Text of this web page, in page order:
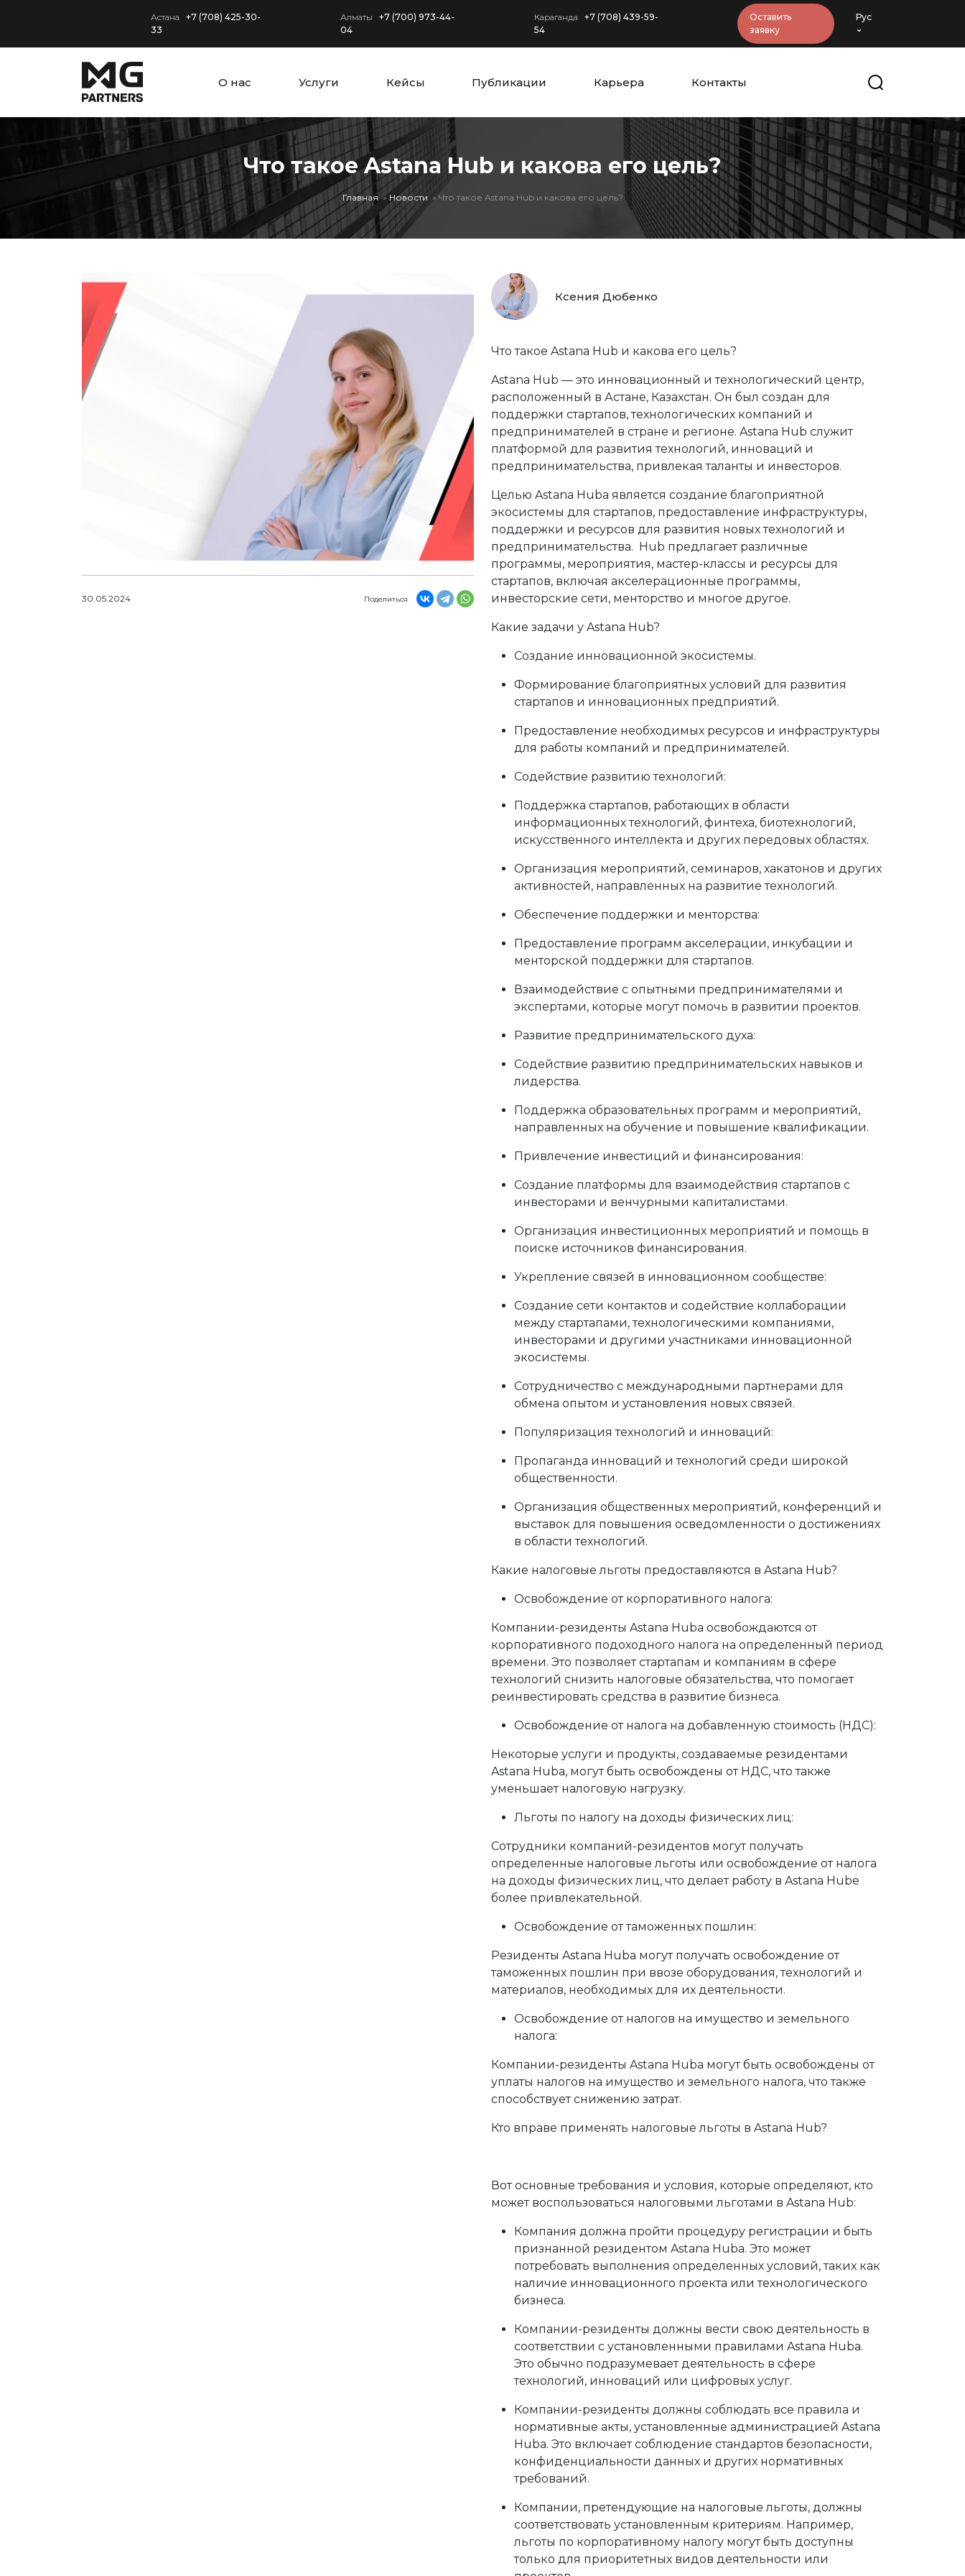
Астана
+7 (708) 425-30-
33
Алматы
+7 (700) 973-44-
04
Караганда
+7 (708) 439-59-
54
Оставить
заявку
Рус
О нас Услуги Кейсы Публикации Карьера Контакты
Что такое Astana Hub и какова его цель?
Главная Новости Что такое Astana Hub и какова его цель?
30.05.2024 Поделиться
Ксения Дюбенко
Что такое Astana Hub и какова его цель?
Astana Hub — это инновационный и технологический центр,
расположенный в Астане, Казахстан. Он был создан для
поддержки стартапов, технологических компаний и
предпринимателей в стране и регионе. Astana Hub служит
платформой для развития технологий, инноваций и
предпринимательства, привлекая таланты и инвесторов.
Целью Astana Hubа является создание благоприятной
экосистемы для стартапов, предоставление инфраструктуры,
поддержки и ресурсов для развития новых технологий и
предпринимательства. Hub предлагает различные
программы, мероприятия, мастер-классы и ресурсы для
стартапов, включая акселерационные программы,
инвесторские сети, менторство и многое другое.
Какие задачи у Astana Hub?
Создание инновационной экосистемы.
Формирование благоприятных условий для развития
стартапов и инновационных предприятий.
Предоставление необходимых ресурсов и инфраструктуры
для работы компаний и предпринимателей.
Содействие развитию технологий:
Поддержка стартапов, работающих в области
информационных технологий, финтеха, биотехнологий,
искусственного интеллекта и других передовых областях.
Организация мероприятий, семинаров, хакатонов и других
активностей, направленных на развитие технологий.
Обеспечение поддержки и менторства:
Предоставление программ акселерации, инкубации и
менторской поддержки для стартапов.
Взаимодействие с опытными предпринимателями и
экспертами, которые могут помочь в развитии проектов.
Развитие предпринимательского духа:
Содействие развитию предпринимательских навыков и
лидерства.
Поддержка образовательных программ и мероприятий,
направленных на обучение и повышение квалификации.
Привлечение инвестиций и финансирования:
Создание платформы для взаимодействия стартапов с
инвесторами и венчурными капиталистами.
Организация инвестиционных мероприятий и помощь в
поиске источников финансирования.
Укрепление связей в инновационном сообществе:
Создание сети контактов и содействие коллаборации
между стартапами, технологическими компаниями,
инвесторами и другими участниками инновационной
экосистемы.
Сотрудничество с международными партнерами для
обмена опытом и установления новых связей.
Популяризация технологий и инноваций:
Пропаганда инноваций и технологий среди широкой
общественности.
Организация общественных мероприятий, конференций и
выставок для повышения осведомленности о достижениях
в области технологий.
Какие налоговые льготы предоставляются в Astana Hub?
Освобождение от корпоративного налога:
Компании-резиденты Astana Hubа освобождаются от
корпоративного подоходного налога на определенный период
времени. Это позволяет стартапам и компаниям в сфере
технологий снизить налоговые обязательства, что помогает
реинвестировать средства в развитие бизнеса.
Освобождение от налога на добавленную стоимость (НДС):
Некоторые услуги и продукты, создаваемые резидентами
Astana Hubа, могут быть освобождены от НДС, что также
уменьшает налоговую нагрузку.
Льготы по налогу на доходы физических лиц:
Сотрудники компаний-резидентов могут получать
определенные налоговые льготы или освобождение от налога
на доходы физических лиц, что делает работу в Astana Hubе
более привлекательной.
Освобождение от таможенных пошлин:
Резиденты Astana Hubа могут получать освобождение от
таможенных пошлин при ввозе оборудования, технологий и
материалов, необходимых для их деятельности.
Освобождение от налогов на имущество и земельного
налога:
Компании-резиденты Astana Hubа могут быть освобождены от
уплаты налогов на имущество и земельного налога, что также
способствует снижению затрат.
Кто вправе применять налоговые льготы в Astana Hub?
Вот основные требования и условия, которые определяют, кто
может воспользоваться налоговыми льготами в Astana Hub:
Компания должна пройти процедуру регистрации и быть
признанной резидентом Astana Hubа. Это может
потребовать выполнения определенных условий, таких как
наличие инновационного проекта или технологического
бизнеса.
Компании-резиденты должны вести свою деятельность в
соответствии с установленными правилами Astana Hubа.
Это обычно подразумевает деятельность в сфере
технологий, инноваций или цифровых услуг.
Компании-резиденты должны соблюдать все правила и
нормативные акты, установленные администрацией Astana
Hubа. Это включает соблюдение стандартов безопасности,
конфиденциальности данных и других нормативных
требований.
Компании, претендующие на налоговые льготы, должны
соответствовать установленным критериям. Например,
льготы по корпоративному налогу могут быть доступны
только для приоритетных видов деятельности или